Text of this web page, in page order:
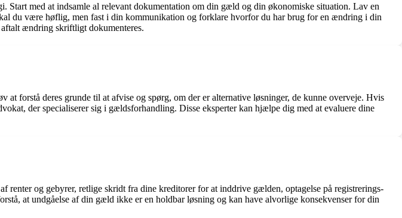
med at indsamle al relevant dokumentation om din gæld og din økonomiske situation. Lav en
du være høflig, men fast i din kommunikation og forklare hvorfor du har brug for en ændring i din
ændring skriftligt dokumenteres.
forstå deres grunde til at afvise og spørg, om der er alternative løsninger, de kunne overveje. Hvis
der specialiserer sig i gældsforhandling. Disse eksperter kan hjælpe dig med at evaluere dine
og gebyrer, retlige skridt fra dine kreditorer for at inddrive gælden, optagelse på registrerings-
at undgåelse af din gæld ikke er en holdbar løsning og kan have alvorlige konsekvenser for din